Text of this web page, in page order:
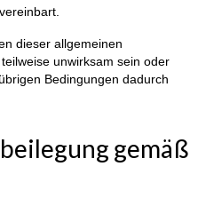
dieser allgemeinen
unwirksam sein oder
Bedingungen dadurch
gemäß